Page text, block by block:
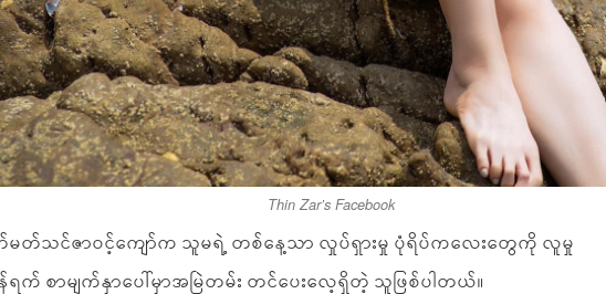
Thin Zar’s Facebook
မတ်သင်ဇာဝင့်ကျော်က သူမရဲ့ တစ်နေ့သာ လှုပ်ရှားမှု ပုံရိပ်ကလေးတွေကို လူမှု
က် စာမျက်နှာပေါ်မှာအမြဲတမ်း တင်ပေးလေ့ရှိတဲ့ သူဖြစ်ပါတယ်။